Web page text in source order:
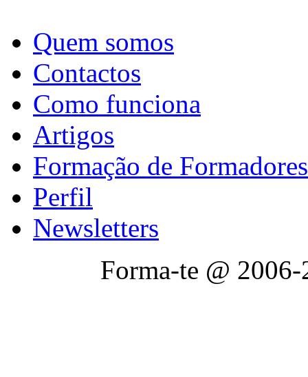
Quem somos
Contactos
Como funciona
Artigos
Formação de Formadores
Perfil
Newsletters
Forma-te @